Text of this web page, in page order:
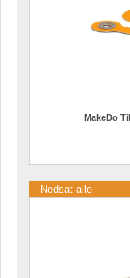
MakeDo
Nedsat alle